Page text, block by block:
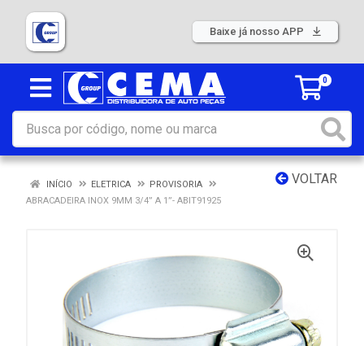
Baixe já nosso APP
0
VOLTAR
INÍCIO ELETRICA
PROVISORIA
ABRACADEIRA INOX 9MM 3/4” A 1”- ABIT91925